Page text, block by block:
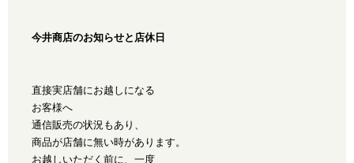
今井商店のお知らせと店休日
直接実店舗にお越しになる
お客様へ
通信販売の状況もあり、
商品が店舗に無い時があります。
お越しいただく前に、一度